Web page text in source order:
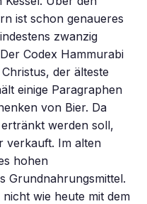
ist schon genaueres
zwanzig
Codex Hammurabi
der älteste
einige Paragraphen
von Bier. Da
werden soll,
verkauft. Im alten
hohen
Grundnahrungsmittel.
wie heute mit dem